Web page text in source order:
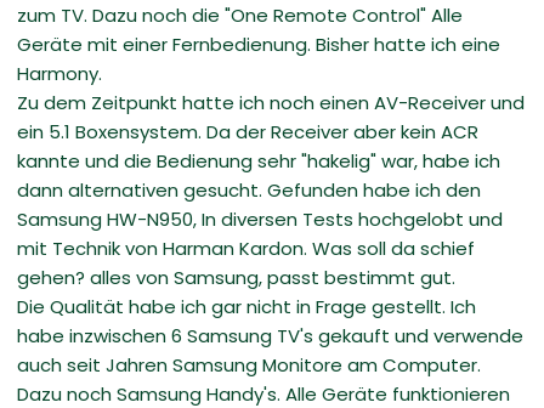
zum TV. Dazu noch die "One Remote Control" Alle
Geräte mit einer Fernbedienung. Bisher hatte ich eine
Harmony.
Zu dem Zeitpunkt hatte ich noch einen AV-Receiver und
ein 5.1 Boxensystem. Da der Receiver aber kein ACR
kannte und die Bedienung sehr "hakelig" war, habe ich
dann alternativen gesucht. Gefunden habe ich den
Samsung HW-N950, In diversen Tests hochgelobt und
mit Technik von Harman Kardon. Was soll da schief
gehen? alles von Samsung, passt bestimmt gut.
Die Qualität habe ich gar nicht in Frage gestellt. Ich
habe inzwischen 6 Samsung TV's gekauft und verwende
auch seit Jahren Samsung Monitore am Computer.
Dazu noch Samsung Handy's. Alle Geräte funktionieren